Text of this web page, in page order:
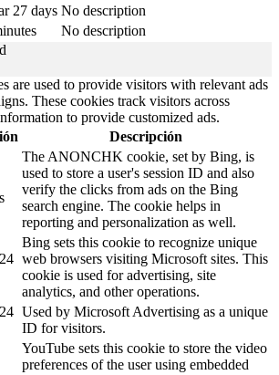
27 days No description
No description
are used to provide visitors with relevant ads
These cookies track visitors across
to provide customized ads.
Descripción
The ANONCHK cookie, set by Bing, is
used to store a user's session ID and also
verify the clicks from ads on the Bing
search engine. The cookie helps in
reporting and personalization as well.
Bing sets this cookie to recognize unique
web browsers visiting Microsoft sites. This
cookie is used for advertising, site
analytics, and other operations.
Used by Microsoft Advertising as a unique
ID for visitors.
YouTube sets this cookie to store the video
preferences of the user using embedded